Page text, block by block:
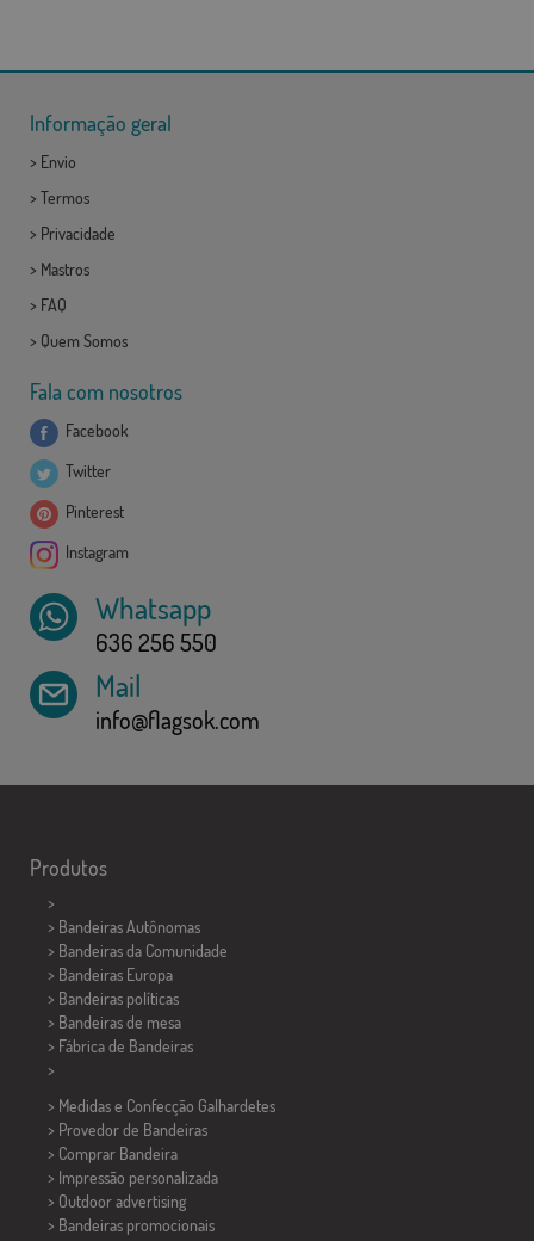
Informação geral
> Envio
> Termos
> Privacidade
> Mastros
> FAQ
> Quem Somos
Fala com nosotros
Facebook
Twitter
Pinterest
Instagram
Whatsapp
636 256 550
Mail
info@flagsok.com
Produtos
>
> Bandeiras Autônomas
> Bandeiras da Comunidade
> Bandeiras Europa
> Bandeiras políticas
> Bandeiras de mesa
> Fábrica de Bandeiras
>
> Medidas e Confecção Galhardetes
> Provedor de Bandeiras
> Comprar Bandeira
> Impressão personalizada
> Outdoor advertising
> Bandeiras promocionais